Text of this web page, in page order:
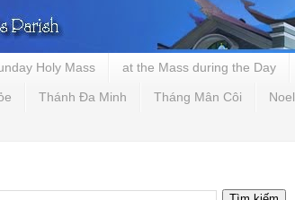
Holy Mass at the Mass during the Day
Thánh Đa Minh Tháng Mân Côi Noel